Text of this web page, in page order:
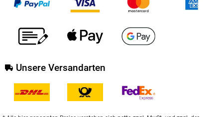
Unsere Versandarten